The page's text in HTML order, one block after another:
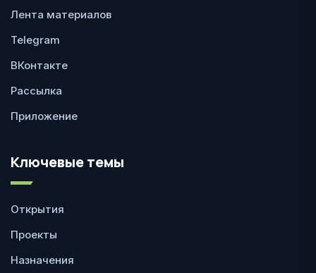
Лента материалов
Telegram
ВКонтакте
Рассылка
Приложение
Ключевые темы
Открытия
Проекты
Назначения